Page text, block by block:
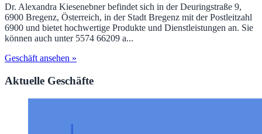
Dr. Alexandra Kiesenebner befindet sich in der Deuringstraße 9,
6900 Bregenz, Österreich, in der Stadt Bregenz mit der Postleitzahl
6900 und bietet hochwertige Produkte und Dienstleistungen an. Sie
können auch unter 5574 66209 a...
Geschäft ansehen »
Aktuelle Geschäfte